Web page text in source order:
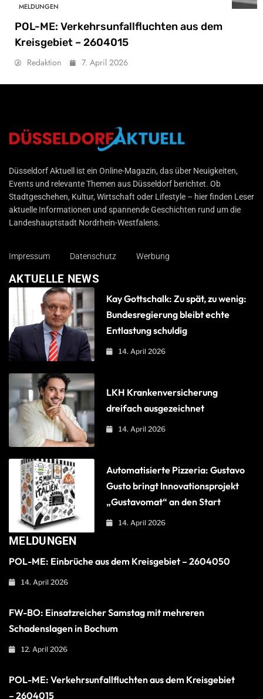
MELDUNGEN
POL-ME: Verkehrsunfallfluchten aus dem
Kreisgebiet – 2604015
Redaktion 7. April 2026
Düsseldorf Aktuell
Düsseldorf Aktuell ist ein Online-Magazin, das über Neuigkeiten,
Events und relevante Themen aus Düsseldorf berichtet. Ob
Stadtgeschehen, Kultur, Wirtschaft oder Lifestyle – hier finden Leser
aktuelle Informationen und spannende Geschichten rund um die
Landeshauptstadt Nordrhein-Westfalens.
Impressum Datenschutz Werbung
AKTUELLE NEWS
Kay Gottschalk: Zu spät, zu wenig:
Bundesregierung bleibt echte
Entlastung schuldig
14. April 2026
LKH Krankenversicherung
dreifach ausgezeichnet
14. April 2026
Automatisierte Pizzeria: Gustavo
Gusto bringt Innovationsprojekt
„Gustavomat“ an den Start
14. April 2026
MELDUNGEN
POL-ME: Einbrüche aus dem Kreisgebiet – 2604050
14. April 2026
FW-BO: Einsatzreicher Samstag mit mehreren
Schadenslagen in Bochum
12. April 2026
POL-ME: Verkehrsunfallfluchten aus dem Kreisgebiet
– 2604015